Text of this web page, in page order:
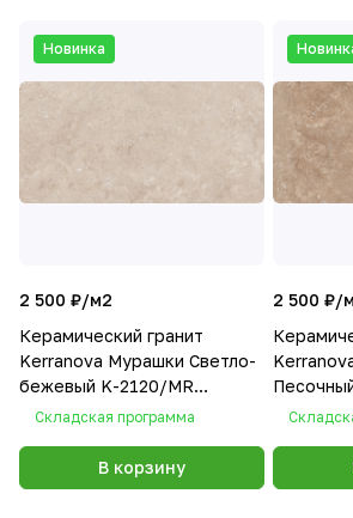
Новинка
2 500 ₽/м2
Керамический гранит
Kerranova Мурашки Светло-
бежевый K-2120/MR
60x1200x10 матовый
Складская программа
В корзину
2 500 ₽/